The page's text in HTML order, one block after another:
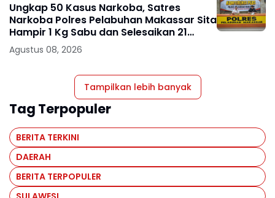
Ungkap 50 Kasus Narkoba, Satres
Narkoba Polres Pelabuhan Makassar Sita
Hampir 1 Kg Sabu dan Selesaikan 21
Perkara Lewat Restorative Justice
Agustus 08, 2026
Tampilkan lebih banyak
Tag Terpopuler
BERITA TERKINI
DAERAH
BERITA TERPOPULER